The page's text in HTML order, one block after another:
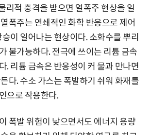
리적 충격을 받으면 열폭주 현상을 일
폭주는 연쇄적인 화학 반응으로 제어
이 일어나는 현상이다. 소화수를 뿌리
불가능하다. 전극에 쓰이는 리튬 금속
. 리튬 금속은 반응성이 커 물과 만나면
다. 수소 가스는 폭발하기 쉬워 화재를
으로 작용한다.
폭발 위험이 낮으면서도 에너지 용량